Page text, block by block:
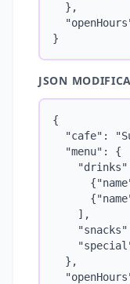
  },
}
JSON
{
"cafe":
  "menu": {
    ],
  },